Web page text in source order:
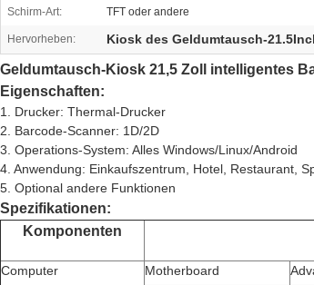
Schirm-Art: TFT oder andere
Hervorheben: Kiosk des Geldumtausch-
Geldumtausch-Kiosk 21,5 Zoll intelligentes
Eigenschaften:
1. Drucker: Thermal-Drucker
2. Barcode-Scanner: 1D/2D
3. Operations-System: Alles Windows/Linux/Android
4. Anwendung: Einkaufszentrum, Hotel, Restaurant,
5. Optional andere Funktionen
Spezifikationen:
Komponenten
Computer Motherboard